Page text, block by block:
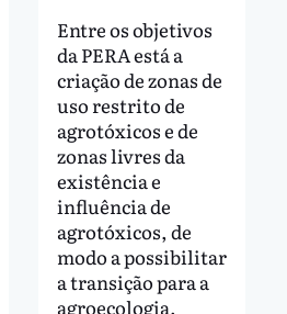
Entre os objetivos
da PERA está a
criação de zonas de
uso restrito de
agrotóxicos e de
zonas livres da
existência e
influência de
agrotóxicos, de
modo a possibilitar
a transição para a
agroecologia.